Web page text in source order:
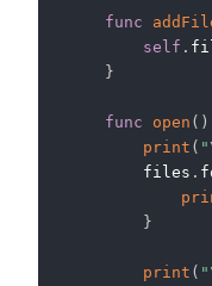
func
self .
}
func open ( )
print ( "
        files
.
}
print (